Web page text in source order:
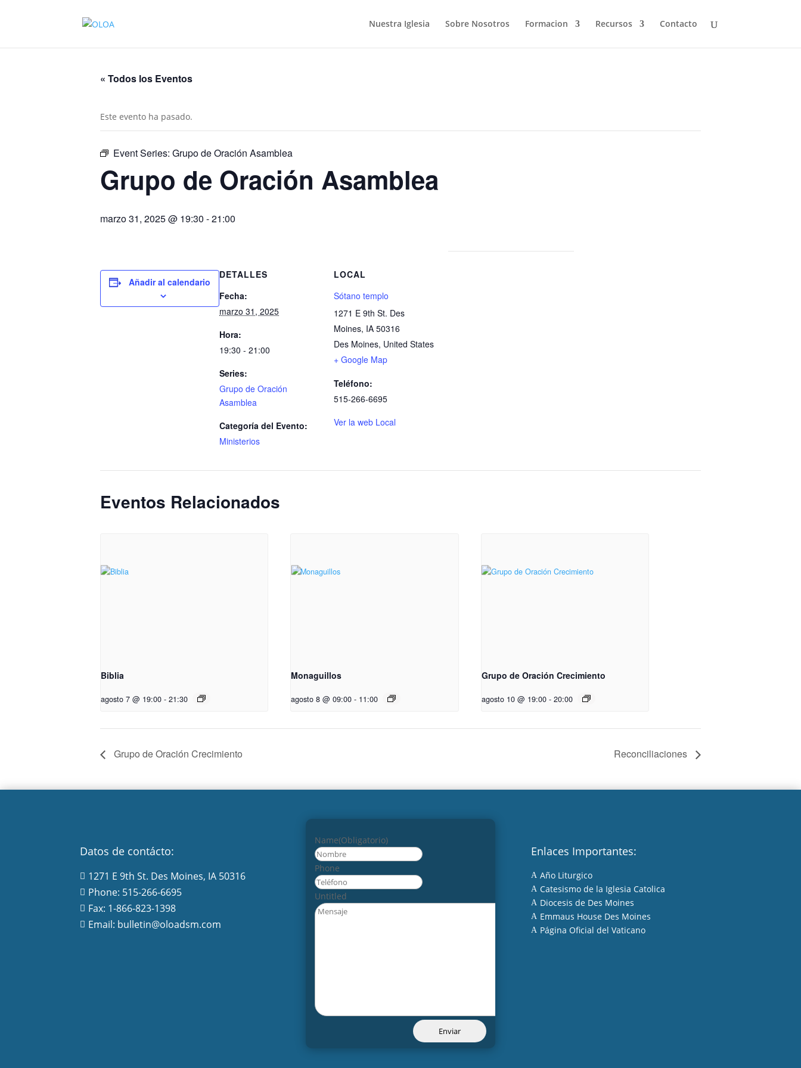
Nuestra Iglesia Sobre Nosotros Formacion Recursos Contacto
« Todos los Eventos
Este evento ha pasado.
Event Series: Grupo de Oración Asamblea
Grupo de Oración Asamblea
marzo 31, 2025 @ 19:30 -21:00
Añadir al calendario
DETALLES
Fecha:
marzo 31, 2025
Hora:
19:30 - 21:00
Series:
Grupo de Oración
Asamblea
Categoría del Evento:
Ministerios
LOCAL
Sótano templo
1271 E 9th St. Des
Moines, IA 50316
Des Moines, United States
+ Google Map
Teléfono:
515-266-6695
Ver la web Local
Eventos Relacionados
Biblia
agosto 7 @ 19:00 - 21:30
Monaguillos
agosto 8 @ 09:00 - 11:00
Grupo de Oración Crecimiento
agosto 10 @ 19:00 - 20:00
Grupo de Oración Crecimiento Reconciliaciones
Datos de contácto:
 1271 E 9th St. Des Moines, IA 50316
 Phone: 515-266-6695
 Fax: 1-866-823-1398
 Email: bulletin@oloadsm.com
Name(Obligatorio)
Nombre
Phone
Untitled
Enlaces Importantes:
A Año Liturgico
A Catesismo de la Iglesia Catolica
A Diocesis de Des Moines
A Emmaus House Des Moines
A Página Oficial del Vaticano